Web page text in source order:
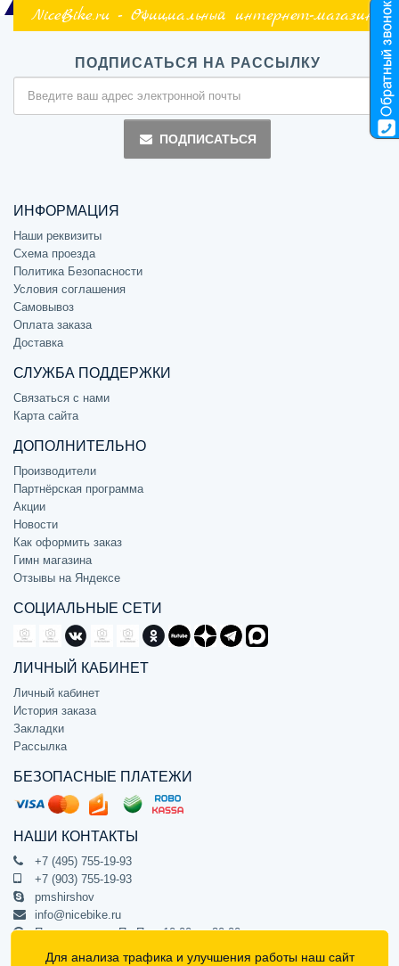
NiceBike.ru - Официальный интернет-магазин
ПОДПИСАТЬСЯ НА РАССЫЛКУ
ПОДПИСАТЬСЯ
ИНФОРМАЦИЯ
Наши реквизиты
Схема проезда
Политика Безопасности
Условия соглашения
Самовывоз
Оплата заказа
Доставка
СЛУЖБА ПОДДЕРЖКИ
Связаться с нами
Карта сайта
ДОПОЛНИТЕЛЬНО
Производители
Партнёрская программа
Акции
Новости
Как оформить заказ
Гимн магазина
Отзывы на Яндексе
СОЦИАЛЬНЫЕ СЕТИ
ЛИЧНЫЙ КАБИНЕТ
Личный кабинет
История заказа
Закладки
Рассылка
БЕЗОПАСНЫЕ ПЛАТЕЖИ
НАШИ КОНТАКТЫ
+7 (495) 755-19-93
+7 (903) 755-19-93
pmshirshov
info@nicebike.ru
Прием звонков Пн-Пт с 10:00 до 20:00
ПВЗ Пн-Пт с 10:00 до 20:00
Для анализа трафика и улучшения работы наш сайт